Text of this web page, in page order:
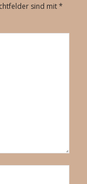
sind mit*